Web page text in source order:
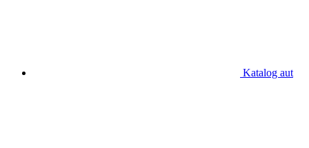
Katalog aut